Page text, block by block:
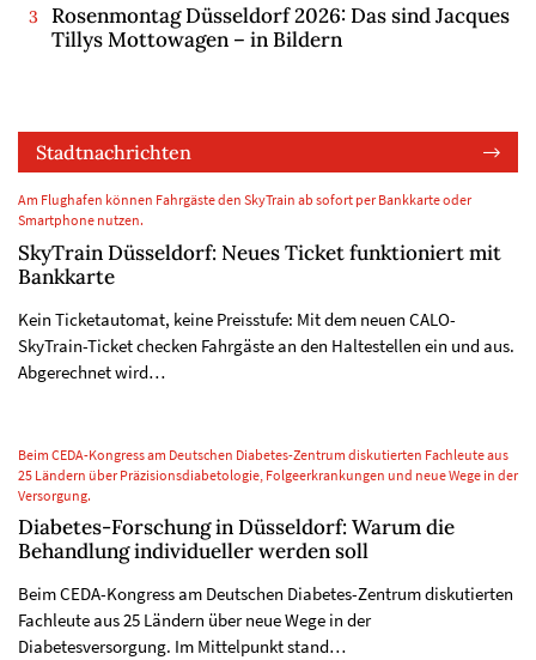
Rosenmontag Düsseldorf 2026: Das sind Jacques
Tillys Mottowagen – in Bildern
Stadtnachrichten
Am Flughafen können Fahrgäste den SkyTrain ab sofort per Bankkarte oder
Smartphone nutzen.
SkyTrain Düsseldorf: Neues Ticket funktioniert mit
Bankkarte
Kein Ticketautomat, keine Preisstufe: Mit dem neuen CALO-
SkyTrain-Ticket checken Fahrgäste an den Haltestellen ein und aus.
Abgerechnet wird…
Beim CEDA-Kongress am Deutschen Diabetes-Zentrum diskutierten Fachleute aus
25 Ländern über Präzisionsdiabetologie, Folgeerkrankungen und neue Wege in der
Versorgung.
Diabetes-Forschung in Düsseldorf: Warum die
Behandlung individueller werden soll
Beim CEDA-Kongress am Deutschen Diabetes-Zentrum diskutierten
Fachleute aus 25 Ländern über neue Wege in der
Diabetesversorgung. Im Mittelpunkt stand…